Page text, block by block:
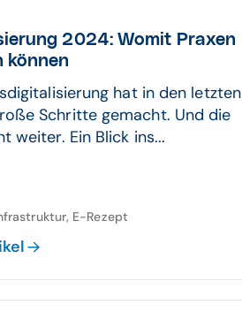
2024: Womit Praxen
können
hat in den letzten
Schritte gemacht. Und die
weiter. Ein Blick ins...
E-Rezept